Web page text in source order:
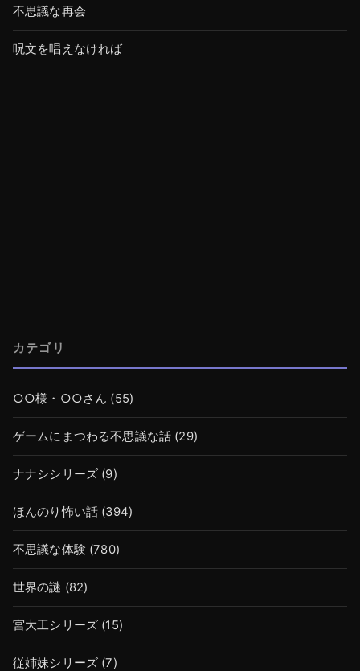
不思議な再会
呪文を唱えなければ
カテゴリ
○○様・○○さん (55)
ゲームにまつわる不思議な話 (29)
ナナシシリーズ (9)
ほんのり怖い話 (394)
不思議な体験 (780)
世界の謎 (82)
宮大工シリーズ (15)
従姉妹シリーズ (7)